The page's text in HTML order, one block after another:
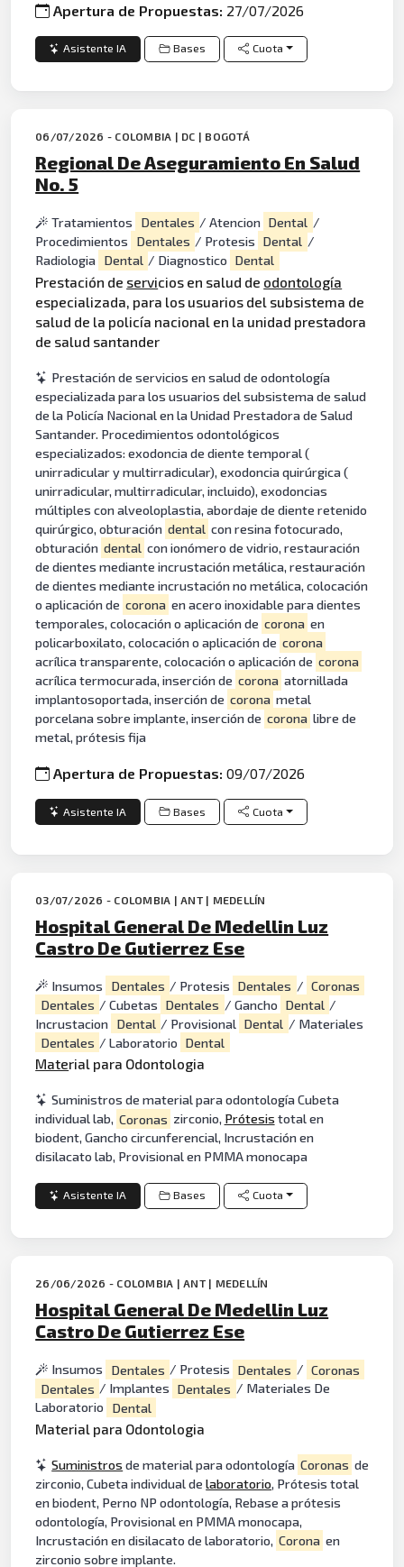
Apertura de Propuestas: 27/07/2026
Asistente IA Bases Cuota
06/07/2026 - COLOMBIA | DC | BOGOTÁ
Regional De Aseguramiento En Salud
No. 5
Tratamientos Dentales / Atencion Dental /
Procedimientos
Dentales / Protesis Dental /
Radiologia Dental / Diagnostico Dental
Prestación de servicios en salud de odontología
especializada, para los usuarios del subsistema de
salud de la policía nacional en la unidad prestadora
de salud santander
Prestación de servicios en salud de odontología
especializada para los usuarios del subsistema de salud
de la Policía Nacional en la Unidad Prestadora de Salud
Santander. Procedimientos odontológicos
especializados: exodoncia de diente temporal (
unirradicular y multirradicular), exodoncia quirúrgica (
unirradicular, multirradicular, incluido), exodoncias
múltiples con alveoloplastia, abordaje de diente retenido
quirúrgico, obturación dental con resina fotocurado,
obturación dental con ionómero de vidrio, restauración
de dientes mediante incrustación metálica, restauración
de dientes mediante incrustación no metálica, colocación
o aplicación de corona en acero inoxidable para dientes
temporales, colocación o aplicación de corona en
policarboxilato, colocación o aplicación de corona
acrílica transparente, colocación o aplicación de corona
acrílica termocurada, inserción de corona atornillada
implantosoportada, inserción de corona metal
porcelana sobre implante, inserción de corona libre de
metal, prótesis fija
Apertura de Propuestas:09/07/2026
Asistente IA Bases Cuota
03/07/2026 - COLOMBIA | ANT | MEDELLÍN
Hospital General De Medellin Luz
Castro De Gutierrez Ese
Insumos Dentales / Protesis Dentales / Coronas
Dentales / Cubetas Dentales / Gancho Dental /
Incrustacion Dental / Provisional Dental / Materiales
Dentales / Laboratorio Dental
Material para Odontologia
Suministros de material para odontología Cubeta
individual lab, Coronas zirconio, Prótesis total en
biodent, Gancho circunferencial, Incrustación en
disilacato lab, Provisional en PMMA monocapa
Asistente IA Bases Cuota
26/06/2026 - COLOMBIA | ANT | MEDELLÍN
Hospital General De Medellin Luz
Castro De Gutierrez Ese
Insumos Dentales / Protesis Dentales / Coronas
Dentales / Implantes Dentales / Materiales De
Laboratorio
Dental
Material para Odontologia
Suministros de material para odontología Coronas de
zirconio, Cubeta individual delaboratorio, Prótesis total
en biodent, Perno NP odontología, Rebase a prótesis
odontología, Provisional en PMMA monocapa,
Incrustación en disilacato de laboratorio, Corona en
zirconio sobre implante.